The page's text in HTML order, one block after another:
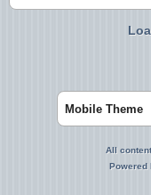
Mobile Theme
All
Powered